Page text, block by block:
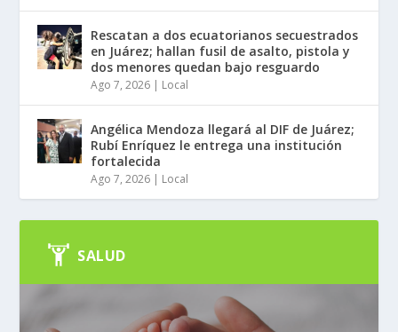
Rescatan a dos ecuatorianos secuestrados
en Juárez; hallan fusil de asalto, pistola y
dos menores quedan bajo resguardo
Ago 7, 2026 | Local
Angélica Mendoza llegará al DIF de Juárez;
Rubí Enríquez le entrega una institución
fortalecida
Ago 7, 2026 | Local
SALUD